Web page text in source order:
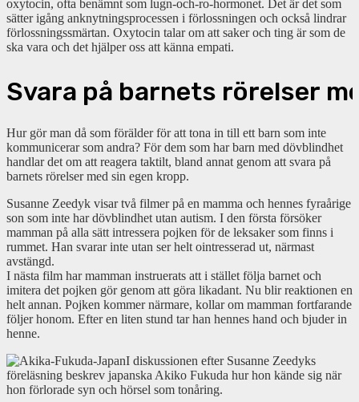
oxytocin, ofta benämnt som lugn-och-ro-hormonet. Det är det som
sätter igång anknytningsprocessen i förlossningen och också lindrar
förlossningssmärtan. Oxytocin talar om att saker och ting är som de
ska vara och det hjälper oss att känna empati.
Svara på barnets rörelser
Hur gör man då som förälder för att tona in till ett barn som inte
kommunicerar som andra? För dem som har barn med dövblindhet
handlar det om att reagera taktilt, bland annat genom att svara på
barnets rörelser med sin egen kropp.
Susanne Zeedyk visar två filmer på en mamma och hennes fyraårige
son som inte har dövblindhet utan autism. I den första försöker
mamman på alla sätt intressera pojken för de leksaker som finns i
rummet. Han svarar inte utan ser helt ointresserad ut, närmast
avstängd.
I nästa film har mamman instruerats att i stället följa barnet och
imitera det pojken gör genom att göra likadant. Nu blir reaktionen en
helt annan. Pojken kommer närmare, kollar om mamman fortfarande
följer honom. Efter en liten stund tar han hennes hand och bjuder in
henne.
I diskussionen efter Susanne Zeedyks
föreläsning beskrev japanska Akiko Fukuda hur hon kände sig när
hon förlorade syn och hörsel som tonåring.